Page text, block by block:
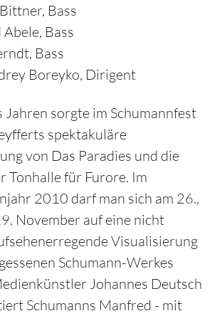
Bass
Bass
Bass
Boreyko, Dirigent
Jahren sorgte im Schumannfest
spektakuläre
von Das Paradies und die
Tonhalle für Furore. Im
2010 darf man sich am 26.,
November auf eine nicht
Visualisierung
Schumann-Werkes
Johannes Deutsch
Schumanns Manfred - mit